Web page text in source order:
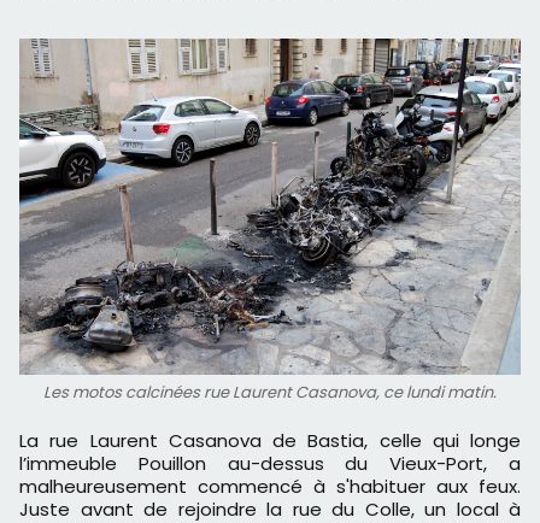
Les motos calcinées rue Laurent Casanova, ce lundi matin.
La rue Laurent Casanova de Bastia, celle qui longe
l’immeuble Pouillon au-dessus du Vieux-Port, a
malheureusement commencé à s'habituer aux feux.
Juste avant de rejoindre la rue du Colle, un local à